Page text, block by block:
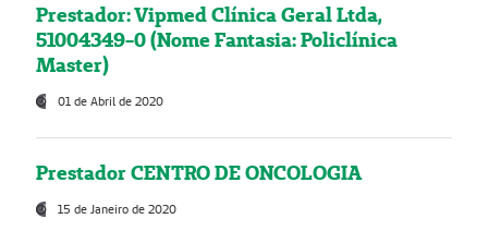
Prestador: Vipmed Clínica Geral Ltda,
51004349-0 (Nome Fantasia: Policlínica
Master)
01 de Abril de 2020
Prestador CENTRO DE ONCOLOGIA
15 de Janeiro de 2020